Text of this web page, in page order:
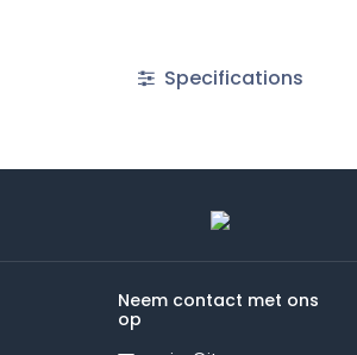
Specifications
Neem contact met ons
op